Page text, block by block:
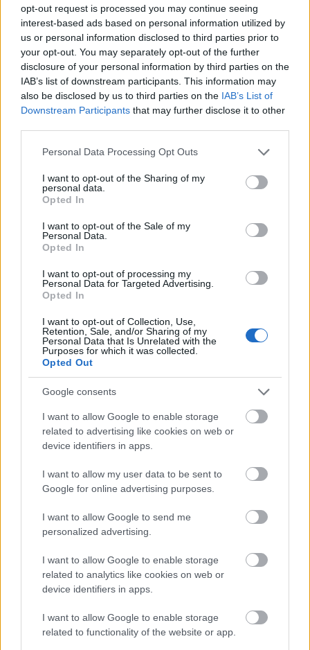
opt-out request is processed you may continue seeing
interest-based ads based on personal information utilized by
us or personal information disclosed to third parties prior to
your opt-out. You may separately opt-out of the further
disclosure of your personal information by third parties on the
IAB’s list of downstream participants. This information may
also be disclosed by us to third parties on the IAB’s List of
Downstream Participants that may further disclose it to other
Please note that this website/app uses one or more Google
not limited to your visit or usage behaviour. You may click to
grant or deny consent to Google and its third-party tags to
use your data for below specified purposes in below Google
consent section.
Personal Data Processing Opt Outs
I want to opt-out of the Sharing of my
personal data.
Opted In
I want to opt-out of the Sale of my
Personal Data.
Opted In
I want to opt-out of processing my
Personal Data for Targeted Advertising.
Opted In
I want to opt-out of Collection, Use,
Retention, Sale, and/or Sharing of my
Personal Data that Is Unrelated with the
Purposes for which it was collected.
Opted Out
Google consents
I want to allow Google to enable storage
related to advertising like cookies on web or
device identifiers in apps.
I want to allow my user data to be sent to
Google for online advertising purposes.
I want to allow Google to send me
personalized advertising.
I want to allow Google to enable storage
related to analytics like cookies on web or
device identifiers in apps.
I want to allow Google to enable storage
related to functionality of the website or app.
Vakációs ötletek gyerekekkel -
Próbáljuk ki a hagyományos
nemezelést!
színes_ötletek•2024. július 01.
Nemrég egy néhány hétig tartó betegséggel terhelt
időszak során - mint ilyenkor általában - előkerült a
kreatív kelléktár, hogy a ...